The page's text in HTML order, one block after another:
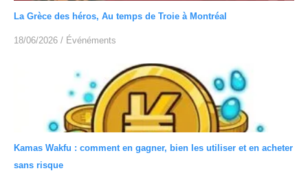
La Grèce des héros, Au temps de Troie à Montréal
18/06/2026 / Événéments
Kamas Wakfu : comment en gagner, bien les utiliser et en acheter
sans risque